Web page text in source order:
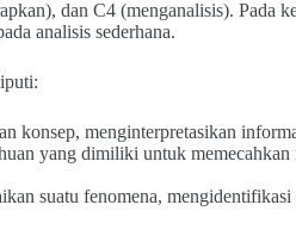
dan C4 (menganalisis). Pada
analisis sederhana.
konsep, menginterpretasikan
yang dimiliki untuk memecahkan
suatu fenomena,